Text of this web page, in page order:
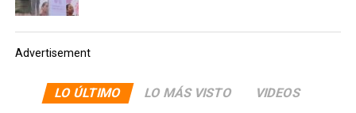
Advertisement
LO ÚLTIMO LO MÁS VISTO VIDEOS